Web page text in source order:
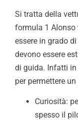
Si tratta della
formula 1 Alonso
essere in grado
devono essere
di guida. Infatti
per permettere
Curiosità:
spesso il